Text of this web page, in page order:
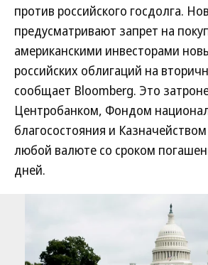
против российского госдолга.
предусматривают запрет на
американскими инвесторами
российских облигаций на
сообщает Bloomberg. Это
Центробанком, Фондом
благосостояния и
любой валюте со сроком
дней.